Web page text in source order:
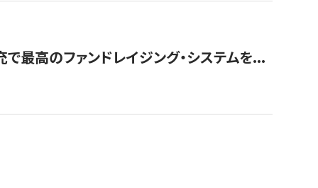
最高のファンドレイジング・システムを...